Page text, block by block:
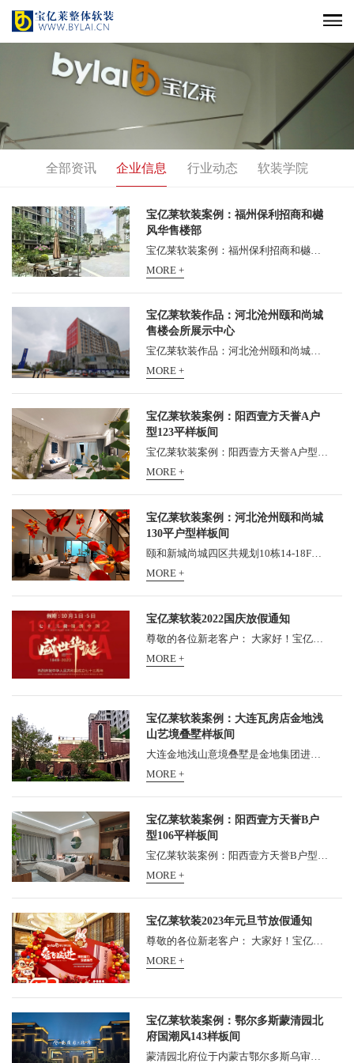
全部资讯 企业信息 行业动态 软装学院
宝亿莱软装案例：福州保利招商和樾
风华售楼部
MORE +
宝亿莱软装作品：河北沧州颐和尚城
售楼会所展示中心
宝亿莱软装作品：河北沧州颐和尚城售楼会所展示中心，新盘颐和尚城迎来了营销中心开放的重要节点。熟悉东塑颐和这家开发商的沧州人们也许会意外，这家一向低调的本地老牌房企...
MORE +
宝亿莱软装案例：阳西壹方天誉A户
型123平样板间
宝亿莱软装案例：阳西壹方天誉A户型123平样板间， 壹方天誉位于阳西县新325国道旁, 5分钟生活圈汇集诸多繁华配套, 成就城市人居新品质。 更有G15高速入口近距依傍, 约5公里距离阳西...
MORE +
宝亿莱软装案例：河北沧州颐和尚城
130平户型样板间
MORE +
宝亿莱软装2022国庆放假通知
MORE +
宝亿莱软装案例：大连瓦房店金地浅
山艺境叠墅样板间
大连金地浅山意境叠墅是金地集团进入瓦房店市的第一个项目，位于瓦房店市五一路，占地面积为6.2万㎡，建筑面积为9.9万㎡，容积率为1.6，绿化率为35%，楼栋总数为23栋，建筑类别包...
MORE +
宝亿莱软装案例：阳西壹方天誉B户
型106平样板间
MORE +
宝亿莱软装2023年元旦节放假通知
MORE +
宝亿莱软装案例：鄂尔多斯蒙清园北
府国潮风143样板间
蒙清园北府位于内蒙古鄂尔多斯乌审旗，软装项目由广州宝亿莱软装设计倾情打造 宝亿莱软装案例：鄂尔多斯蒙清园北府国潮风143样板间...